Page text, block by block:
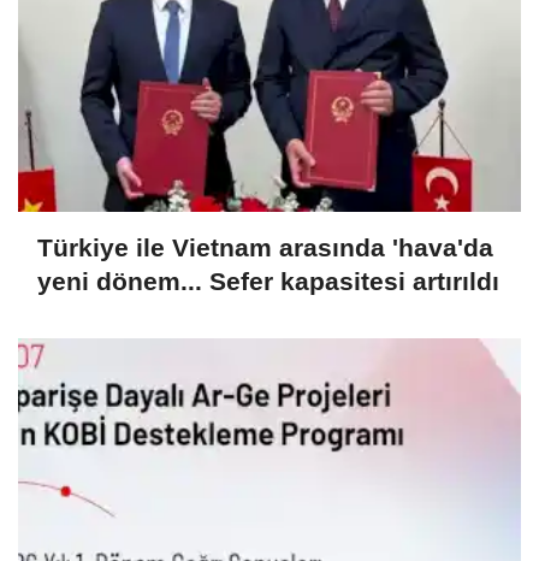
Türkiye ile Vietnam arasında 'hava'da
yeni dönem... Sefer kapasitesi artırıldı